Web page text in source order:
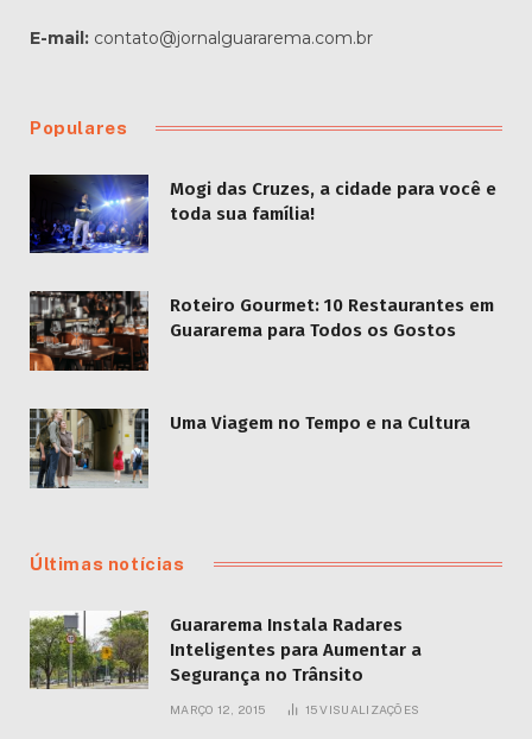
E-mail: contato@jornalguararema.com.br
Populares
Mogi das Cruzes, a cidade para você e
toda sua família!
Roteiro Gourmet: 10 Restaurantes em
Guararema para Todos os Gostos
Uma Viagem no Tempo e na Cultura
Últimas notícias
Guararema Instala Radares
Inteligentes para Aumentar a
Segurança no Trânsito
MARÇO 12, 2015 15VISUALIZAÇÕES